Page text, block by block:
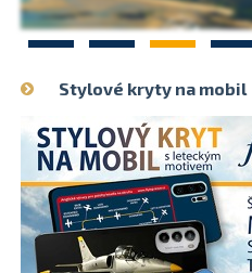
1 2 3 4
Stylové kryty na mobil